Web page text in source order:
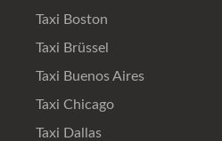
Taxi Boston
Taxi Brüssel
Taxi Buenos Aires
Taxi Chicago
Taxi Dallas